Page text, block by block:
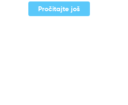
Pročitajte još